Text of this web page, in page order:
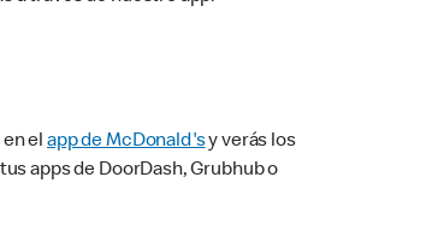
en elapp de McDonald'sy verás los
apps de DoorDash, Grubhub o